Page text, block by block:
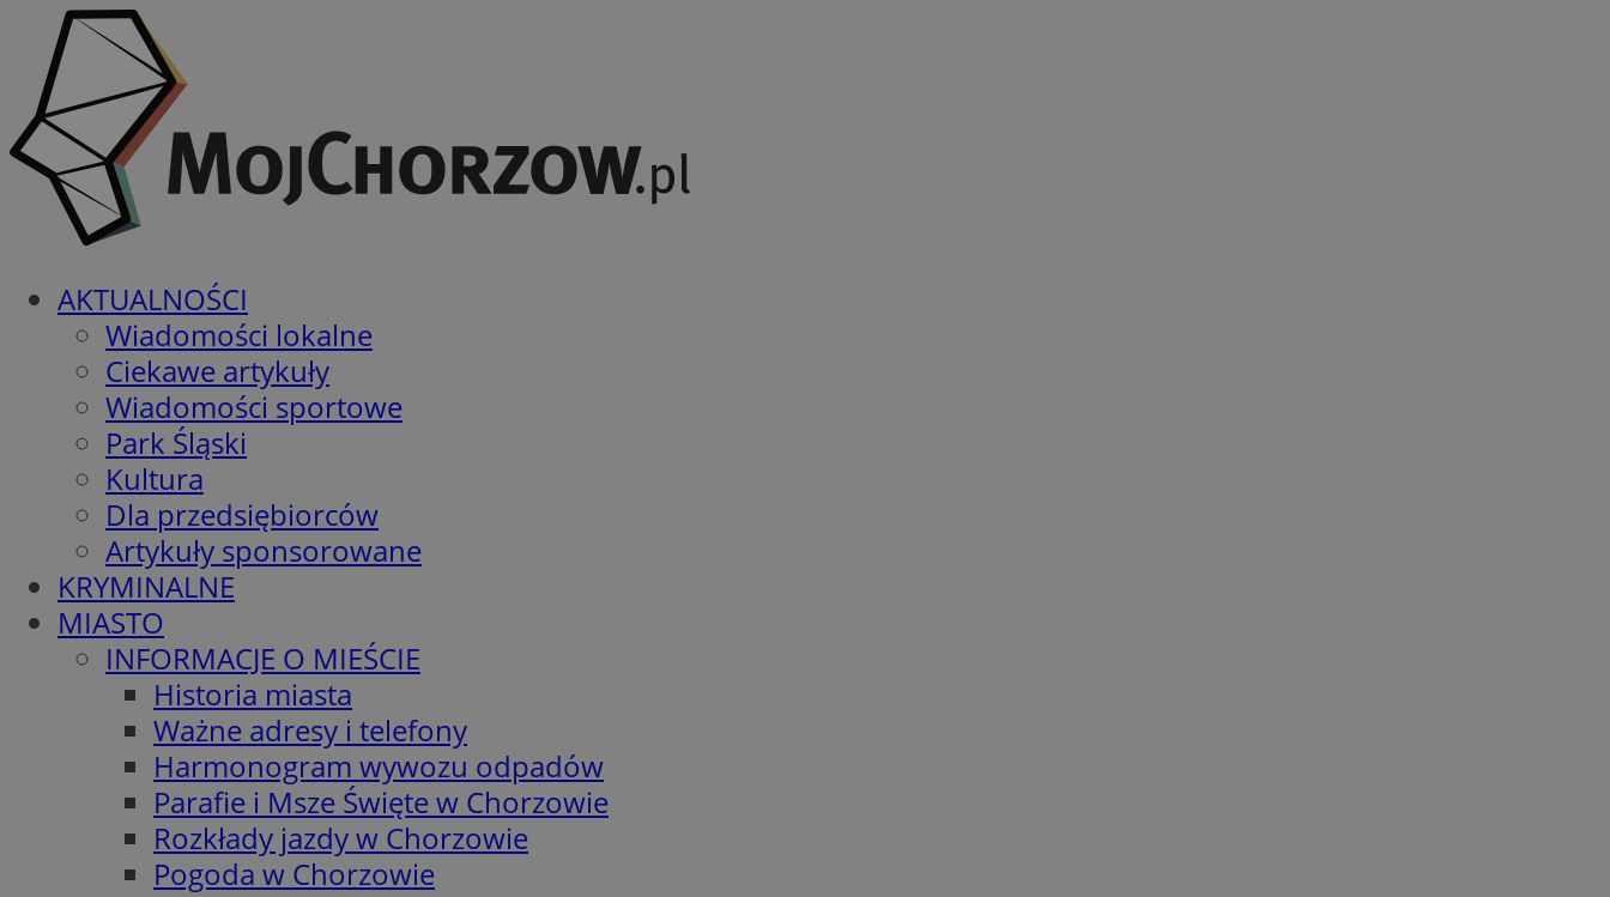
AKTUALNOŚCI
Wiadomości lokalne
Ciekawe artykuły
Wiadomości sportowe
Park Śląski
Kultura
Dla przedsiębiorców
Artykuły sponsorowane
KRYMINALNE
MIASTO
INFORMACJE O MIEŚCIE
Historia miasta
Ważne adresy i telefony
Harmonogram wywozu odpadów
Parafie i Msze Święte w Chorzowie
Rozkłady jazdy w Chorzowie
Pogoda w Chorzowie